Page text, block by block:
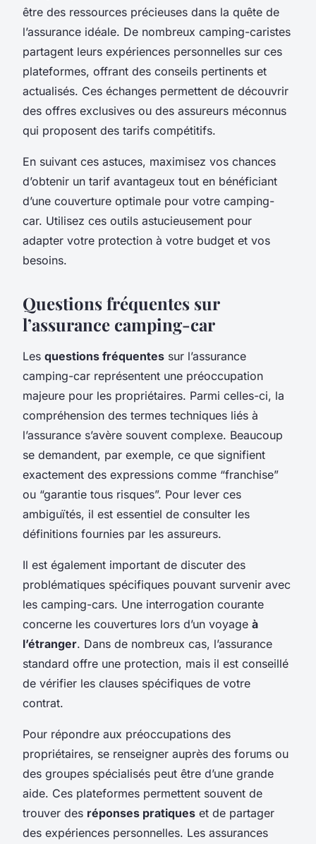
être des ressources précieuses dans la quête de
l’assurance idéale. De nombreux camping-caristes
partagent leurs expériences personnelles sur ces
plateformes, offrant des conseils pertinents et
actualisés. Ces échanges permettent de découvrir
des offres exclusives ou des assureurs méconnus
qui proposent des tarifs compétitifs.
En suivant ces astuces, maximisez vos chances
d’obtenir un tarif avantageux tout en bénéficiant
d’une couverture optimale pour votre camping-
car. Utilisez ces outils astucieusement pour
adapter votre protection à votre budget et vos
besoins.
Questions fréquentes sur
l’assurance camping-car
Les questions fréquentes sur l’assurance
camping-car représentent une préoccupation
majeure pour les propriétaires. Parmi celles-ci, la
compréhension des termes techniques liés à
l’assurance s’avère souvent complexe. Beaucoup
se demandent, par exemple, ce que signifient
exactement des expressions comme “franchise”
ou “garantie tous risques”. Pour lever ces
ambiguïtés, il est essentiel de consulter les
définitions fournies par les assureurs.
Il est également important de discuter des
problématiques spécifiques pouvant survenir avec
les camping-cars. Une interrogation courante
concerne les couvertures lors d’un voyage à
l’étranger. Dans de nombreux cas, l’assurance
standard offre une protection, mais il est conseillé
de vérifier les clauses spécifiques de votre
contrat.
Pour répondre aux préoccupations des
propriétaires, se renseigner auprès des forums ou
des groupes spécialisés peut être d’une grande
aide. Ces plateformes permettent souvent de
trouver des réponses pratiques et de partager
des expériences personnelles. Les assurances